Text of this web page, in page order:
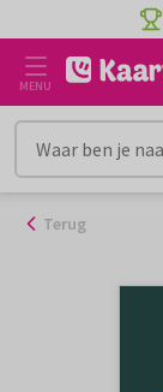
naar
inhoud
MENU
Terug